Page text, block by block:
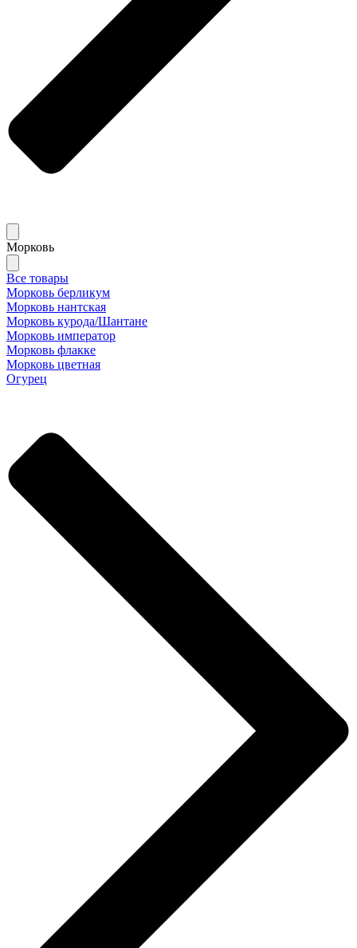
Морковь
Все товары
Морковь берликум
Морковь нантская
Морковь курода/Шантане
Морковь император
Морковь флакке
Морковь цветная
Огурец